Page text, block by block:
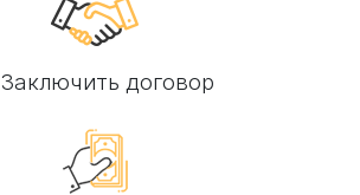
договор